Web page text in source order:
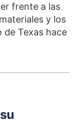
frente a las
y los
de Texas hace